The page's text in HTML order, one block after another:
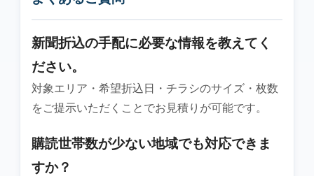
新聞折込の手配に必要な情報を教えてく
ださい。
対象エリア・希望折込日・チラシのサイズ・枚数
をご提示いただくことでお見積りが可能です。
購読世帯数が少ない地域でも対応できま
すか？